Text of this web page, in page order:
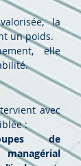
la
un poids.
elle
avec
:
de
managérial